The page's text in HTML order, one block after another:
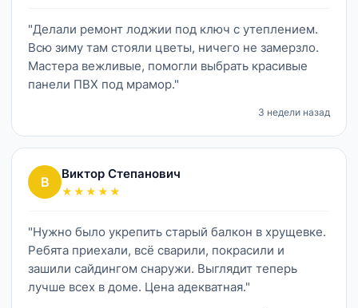
"Делали ремонт лоджии под ключ с утеплением.
Всю зиму там стояли цветы, ничего не замерзло.
Мастера вежливые, помогли выбрать красивые
панели ПВХ под мрамор."
3 недели назад
В Виктор Степанович
★★★★★
"Нужно было укрепить старый балкон в хрущевке.
Ребята приехали, всё сварили, покрасили и
зашили сайдингом снаружи. Выглядит теперь
лучше всех в доме. Цена адекватная."